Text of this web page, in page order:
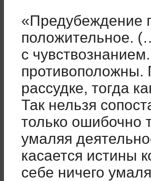
«Предубеждение
положительное.
с
противоположны.
рассудке, тогда
Так нельзя
только ошибочно
умаляя
касается истины
себе ничего